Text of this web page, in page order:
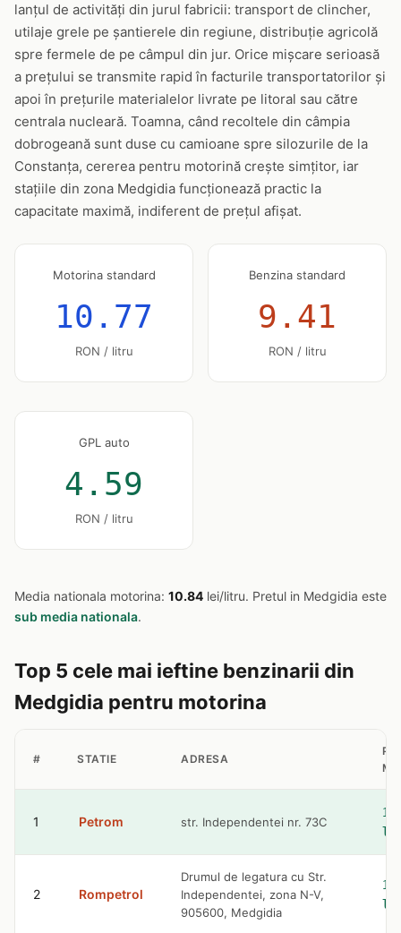
lanțul de activități din jurul fabricii: transport de clincher,
utilaje grele pe șantierele din regiune, distribuție agricolă
spre fermele de pe câmpul din jur. Orice mișcare serioasă
a prețului se transmite rapid în facturile transportatorilor și
apoi în prețurile materialelor livrate pe litoral sau către
centrala nucleară. Toamna, când recoltele din câmpia
dobrogeană sunt duse cu camioane spre silozurile de la
Constanța, cererea pentru motorină crește simțitor, iar
stațiile din zona Medgidia funcționează practic la
capacitate maximă, indiferent de prețul afișat.
Motorina standard
10.77
RON / litru
Benzina standard
9.41
RON / litru
GPL auto
4.59
RON / litru
Media nationala motorina: 10.84 lei/litru. Pretul in Medgidia este
sub media nationala.
Top 5 cele mai ieftine benzinarii din
Medgidia pentru motorina
# STATIE ADRESA
1 Petrom str. Independentei nr. 73C
2 Rompetrol
Drumul de legatura cu Str.
Independentei, zona N-V,
905600, Medgidia